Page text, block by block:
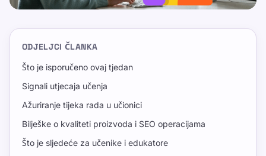
ODJELJCI ČLANKA
Što je isporučeno ovaj tjedan
Signali utjecaja učenja
Ažuriranje tijeka rada u učionici
Bilješke o kvaliteti proizvoda i SEO operacijama
Što je sljedeće za učenike i edukatore